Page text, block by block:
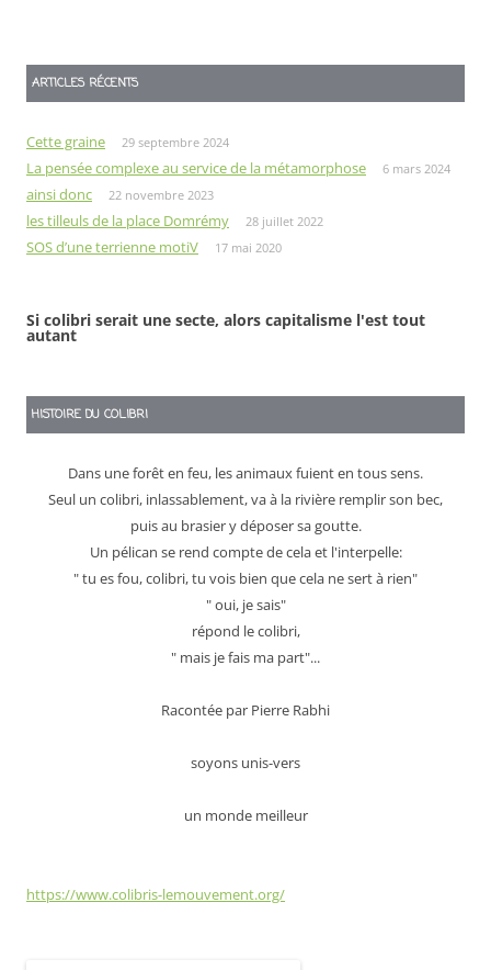
ARTICLES RÉCENTS
Cette graine 29 septembre 2024
La pensée complexe au service de la métamorphose 6 mars 2024
ainsi donc 22 novembre 2023
les tilleuls de la place Domrémy 28 juillet 2022
SOS d’une terrienne motiV 17 mai 2020
Si colibri serait une secte, alors capitalisme l'est tout
autant
HISTOIRE DU COLIBRI
Dans une forêt en feu, les animaux fuient en tous sens.
Seul un colibri, inlassablement, va à la rivière remplir son bec,
puis au brasier y déposer sa goutte.
Un pélican se rend compte de cela et l'interpelle:
" tu es fou, colibri, tu vois bien que cela ne sert à rien"
" oui, je sais"
répond le colibri,
" mais je fais ma part"...
Racontée par Pierre Rabhi
soyons unis-vers
un monde meilleur
https://www.colibris-lemouvement.org/